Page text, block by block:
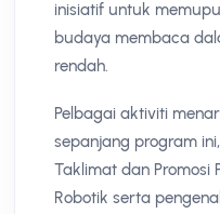
inisiatif untuk
budaya membaca
rendah.
Pelbagai aktiviti
sepanjang program
Taklimat dan Promosi
Robotik serta